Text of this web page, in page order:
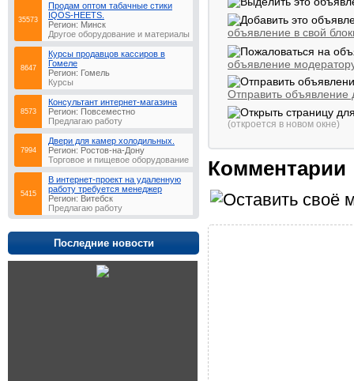
35573
Продам оптом табачные стики
IQOS-HEETS.
Регион: Минск
Другое оборудование и материалы
8647
Курсы продавцов кассиров в
Гомеле
Регион: Гомель
Курсы
8573
Консультaнт интeрнeт-мaгaзинa
Регион: Повсеместно
Предлагаю работу
7994
Двери для камер холодильных.
Регион: Ростов-на-Дону
Торговое и пищевое оборудование
5415
В интернет-проект на удаленную
работу требуется менеджер
Регион: Витебск
Предлагаю работу
Последние новости
объявление в свой
объявление
Отправить объявление
(откроется в новом окне)
Комментарии